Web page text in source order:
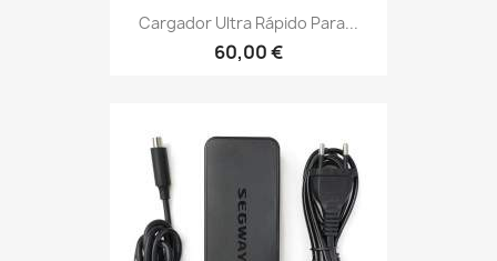
Cargador Ultra Rápido Para...
60,00 €